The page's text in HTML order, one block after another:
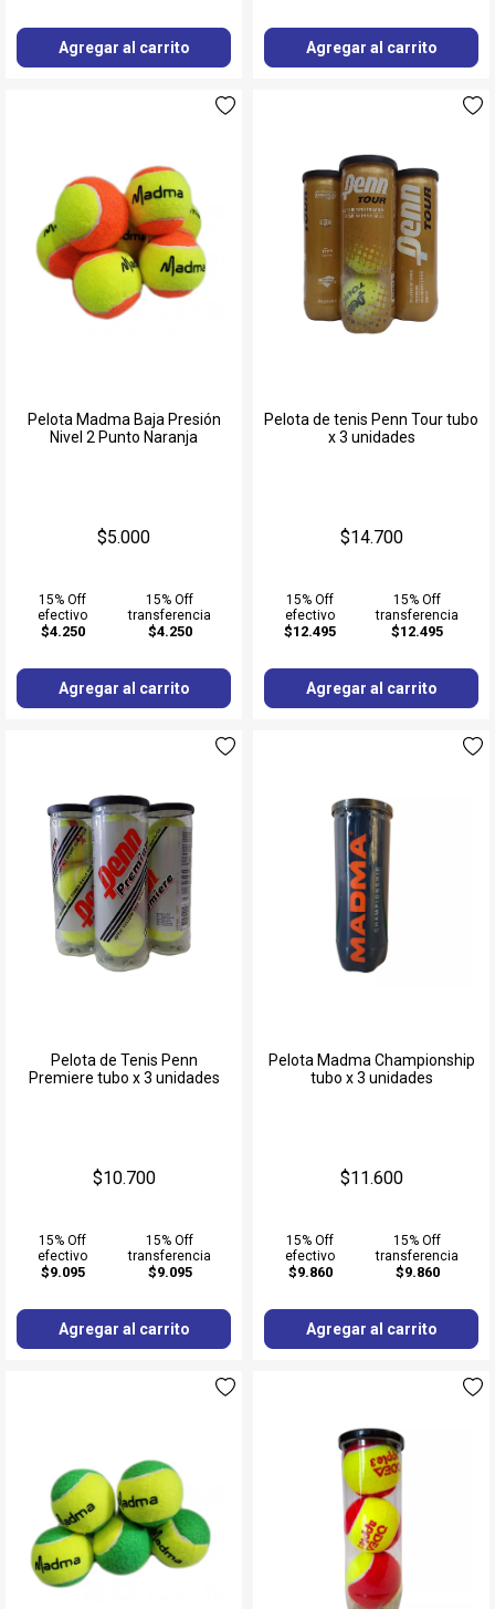
Agregar al carrito Agregar al carrito
Pelota Madma Baja Presión
Nivel 2 Punto Naranja
$5.000
15% Off
efectivo
$4.250
15% Off
transferencia
$4.250
Agregar al carrito
Pelota de tenis Penn Tour tubo
x 3 unidades
$14.700
15% Off
efectivo
$12.495
15% Off
transferencia
$12.495
Agregar al carrito
Pelota de Tenis Penn
Premiere tubo x 3 unidades
$10.700
15% Off
efectivo
$9.095
15% Off
transferencia
$9.095
Agregar al carrito
Pelota Madma Championship
tubo x 3 unidades
$11.600
15% Off
efectivo
$9.860
15% Off
transferencia
$9.860
Agregar al carrito